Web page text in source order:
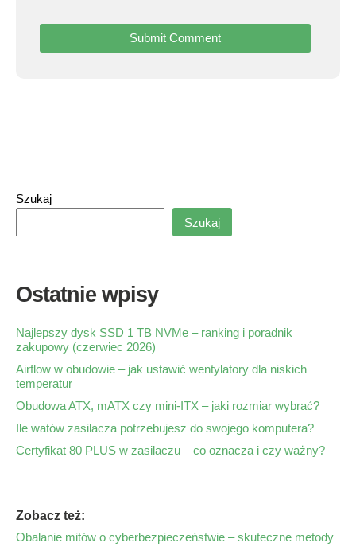
Szukaj
Szukaj
Ostatnie wpisy
Najlepszy dysk SSD 1 TB NVMe – ranking i poradnik
zakupowy (czerwiec 2026)
Airflow w obudowie – jak ustawić wentylatory dla niskich
temperatur
Obudowa ATX, mATX czy mini-ITX – jaki rozmiar wybrać?
Ile watów zasilacza potrzebujesz do swojego komputera?
Certyfikat 80 PLUS w zasilaczu – co oznacza i czy ważny?
Zobacz też:
Obalanie mitów o cyberbezpieczeństwie – skuteczne metody